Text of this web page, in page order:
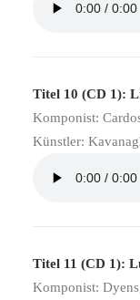
Titel 10 (CD 1):
Komponist:
Künstler:
Titel 11 (CD 1):
Komponist: